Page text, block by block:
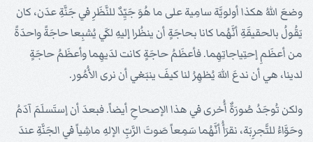
وضعَ اللهُ هكذا أولويَّة سامِية على ما هُوَ جَيِّدٌ للنَّظَرِ في جَنَّةِ عدَن، كان
يَقُولُ بالحقيقَةِ أنَّهُما كانا بحاجَةٍ أن ينظُرا إليهِ لكَي يُشبِعا حاجَةً واحدَةً
من أعظَمِ إحتِياجاتِهِما. فأعظَمُ حاجَةٍ كانت لدَيهِما وأعظَمُ حاجَةٍ
لدينا، هي أن ندعَ اللهَ يُظهِرُ لنا كيفَ ينبَغي أن نرى الأُمُور.
ولكن تُوجَدُ صُورَةٌ أُخرى في هذا الإصحاحِ أيضاً. فبعدَ أن إستَسلَمَ آدَمُ
وحَوَّاءُ للتَّجرِبَة، نقرَأُ أنَّهُما سَمِعاً صَوتَ الرَّبِّ الإلهِ ماشِياً في الجَنَّةِ عندَ